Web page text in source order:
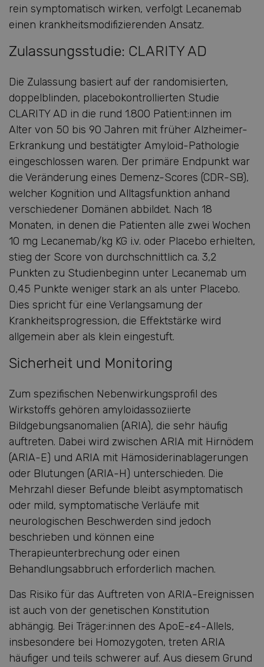
rein symptomatisch wirken, verfolgt Lecanemab
einen krankheitsmodifizierenden Ansatz.
Zulassungsstudie: CLARITY AD
Die Zulassung basiert auf der randomisierten,
doppelblinden, placebokontrollierten Studie
CLARITY AD in die rund 1.800 Patient:innen im
Alter von 50 bis 90 Jahren mit früher Alzheimer-
Erkrankung und bestätigter Amyloid-Pathologie
eingeschlossen waren. Der primäre Endpunkt war
die Veränderung eines Demenz-Scores (CDR-SB),
welcher Kognition und Alltagsfunktion anhand
verschiedener Domänen abbildet. Nach 18
Monaten, in denen die Patienten alle zwei Wochen
10 mg Lecanemab/kg KG i.v. oder Placebo erhielten,
stieg der Score von durchschnittlich ca. 3,2
Punkten zu Studienbeginn unter Lecanemab um
0,45 Punkte weniger stark an als unter Placebo.
Dies spricht für eine Verlangsamung der
Krankheitsprogression, die Effektstärke wird
allgemein aber als klein eingestuft.
Sicherheit und Monitoring
Zum spezifischen Nebenwirkungsprofil des
Wirkstoffs gehören amyloidassoziierte
Bildgebungsanomalien (ARIA), die sehr häufig
auftreten. Dabei wird zwischen ARIA mit Hirnödem
(ARIA-E) und ARIA mit Hämosiderinablagerungen
oder Blutungen (ARIA-H) unterschieden. Die
Mehrzahl dieser Befunde bleibt asymptomatisch
oder mild, symptomatische Verläufe mit
neurologischen Beschwerden sind jedoch
beschrieben und können eine
Therapieunterbrechung oder einen
Behandlungsabbruch erforderlich machen.
Das Risiko für das Auftreten von ARIA-Ereignissen
ist auch von der genetischen Konstitution
abhängig. Bei Träger:innen des ApoE-ε4-Allels,
insbesondere bei Homozygoten, treten ARIA
häufiger und teils schwerer auf. Aus diesem Grund